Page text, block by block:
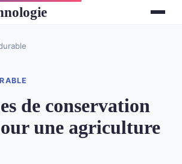
de conservation
une agriculture